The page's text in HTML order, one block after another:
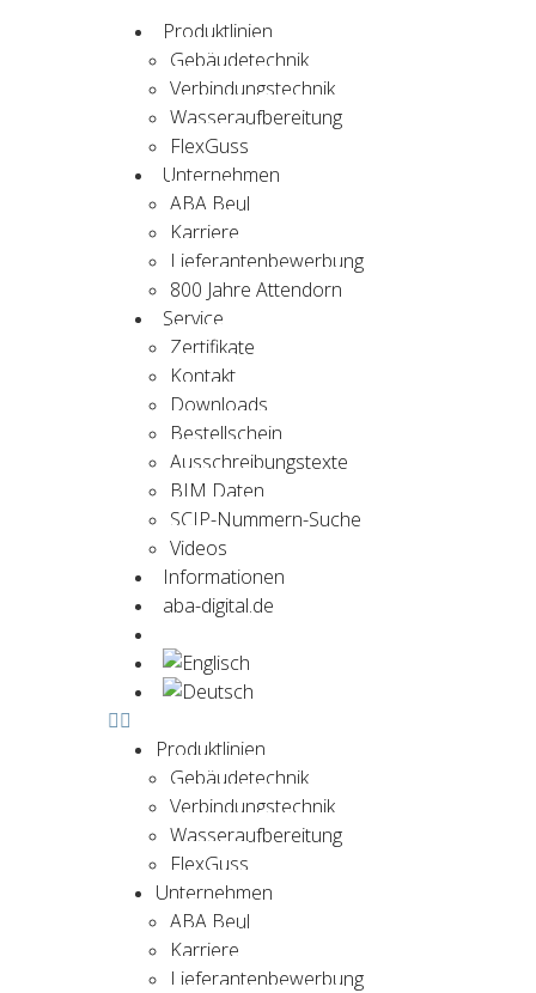
Produktlinien
Gebäudetechnik
Verbindungstechnik
Wasseraufbereitung
FlexGuss
Unternehmen
ABA Beul
Karriere
Lieferantenbewerbung
800 Jahre Attendorn
Service
Zertifikate
Kontakt
Downloads
Bestellschein
Ausschreibungstexte
BIM Daten
SCIP-Nummern-Suche
Videos
Informationen
aba-digital.de
Produktlinien
Gebäudetechnik
Verbindungstechnik
Wasseraufbereitung
FlexGuss
Unternehmen
ABA Beul
Karriere
Lieferantenbewerbung